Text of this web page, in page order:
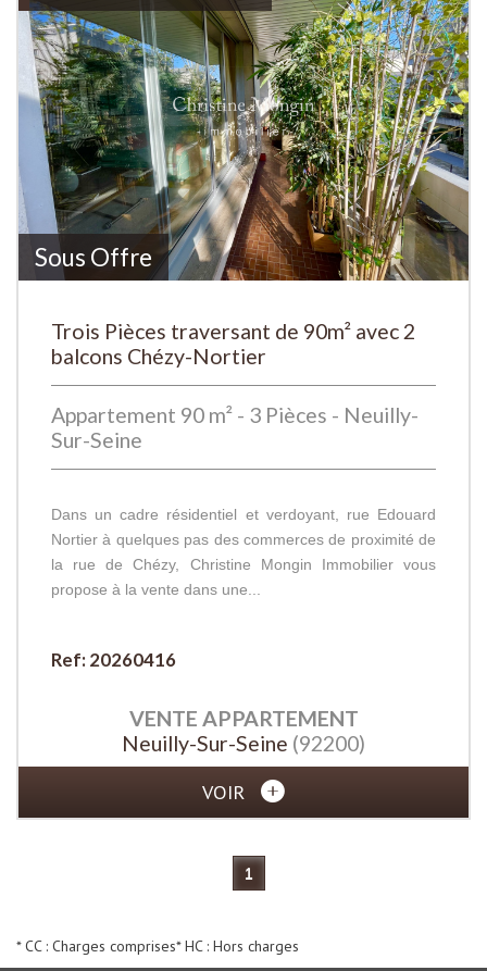
Sous Offre
Trois Pièces traversant de 90m² avec 2
balcons Chézy-Nortier
Appartement 90 m² - 3 Pièces - Neuilly-
Sur-Seine
Dans un cadre résidentiel et verdoyant, rue Edouard
Nortier à quelques pas des commerces de proximité de
la rue de Chézy, Christine Mongin Immobilier vous
propose à la vente dans une...
Ref: 20260416
VENTE APPARTEMENT
Neuilly-Sur-Seine (92200)
VOIR
1
* CC : Charges comprises* HC : Hors charges